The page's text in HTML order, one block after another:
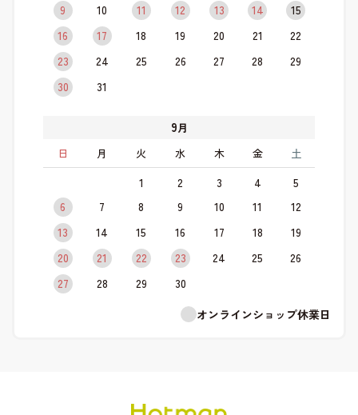
9
10 11 12 13 14
15
16
17 18 19 20 21
22
23
24 25 26 27 28
29
30
31
9月
日
月 火 水 木 金 土
1 2 3 4
5
6
7 8 9 10 11
12
13
14 15 16 17 18
19
20
21 22 23 24 25
26
27
28 29
30
オンラインショップ休業日